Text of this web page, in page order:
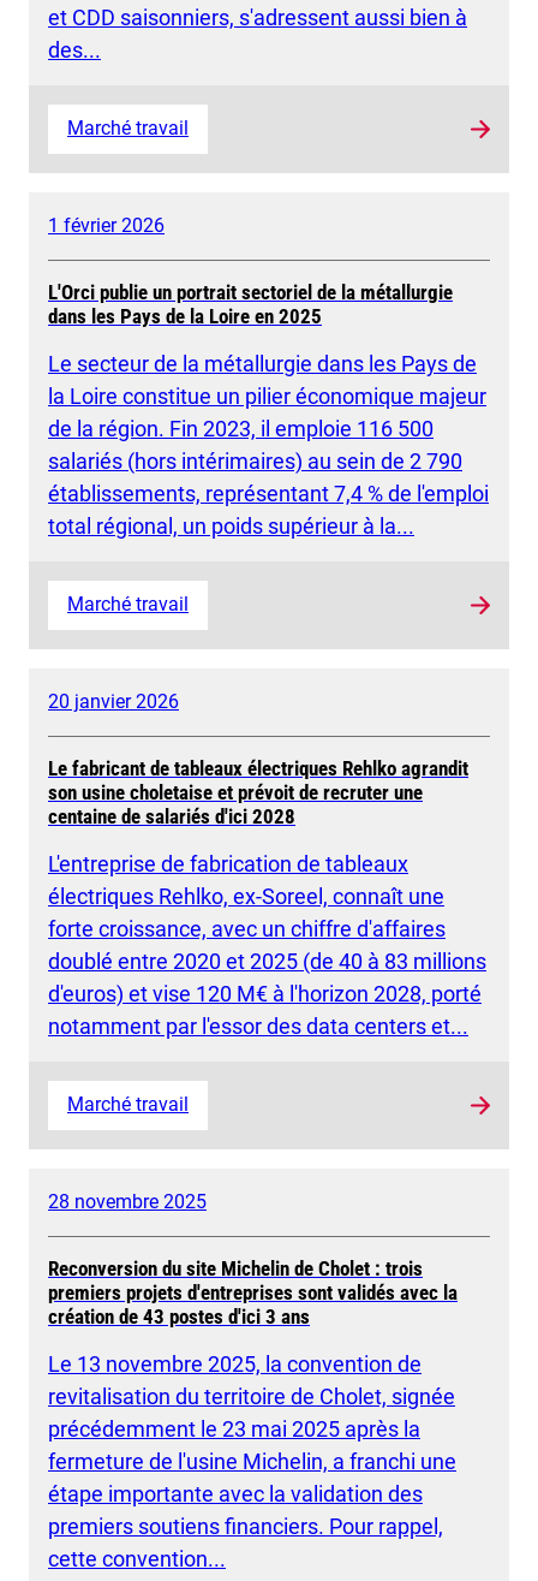
et CDD saisonniers, s'adressent aussi bien à
des...
Marché travail
1 février 2026
L'Orci publie un portrait sectoriel de la métallurgie
dans les Pays de la Loire en 2025
Le secteur de la métallurgie dans les Pays de
la Loire constitue un pilier économique majeur
de la région. Fin 2023, il emploie 116 500
salariés (hors intérimaires) au sein de 2 790
établissements, représentant 7,4 % de l'emploi
total régional, un poids supérieur à la...
Marché travail
20 janvier 2026
Le fabricant de tableaux électriques Rehlko agrandit
son usine choletaise et prévoit de recruter une
centaine de salariés d'ici 2028
L'entreprise de fabrication de tableaux
électriques Rehlko, ex-Soreel, connaît une
forte croissance, avec un chiffre d'affaires
doublé entre 2020 et 2025 (de 40 à 83 millions
d'euros) et vise 120 M€ à l'horizon 2028, porté
notamment par l'essor des data centers et...
Marché travail
28 novembre 2025
Reconversion du site Michelin de Cholet : trois
premiers projets d'entreprises sont validés avec la
création de 43 postes d'ici 3 ans
Le 13 novembre 2025, la convention de
revitalisation du territoire de Cholet, signée
précédemment le 23 mai 2025 après la
fermeture de l'usine Michelin, a franchi une
étape importante avec la validation des
premiers soutiens financiers. Pour rappel,
cette convention...